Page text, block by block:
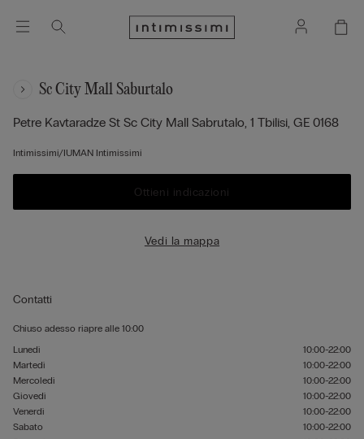
Sc City Mall Saburtalo
Petre Kavtaradze St Sc City Mall Sabrutalo, 1 Tbilisi, GE 0168
Intimissimi/IUMAN Intimissimi
Ottieni indicazioni
Vedi la mappa
Contatti
Chiuso adesso riapre alle 10:00
Lunedì
10:00-22:00
Martedì
10:00-22:00
Mercoledì
10:00-22:00
Giovedì
10:00-22:00
Venerdì
10:00-22:00
Sabato
10:00-22:00